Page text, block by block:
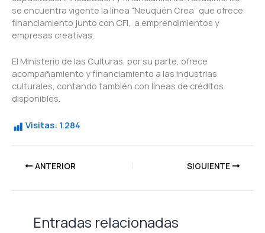
se encuentra vigente la línea “Neuquén Crea” que ofrece
financiamiento junto con CFI, a emprendimientos y
empresas creativas.
El Ministerio de las Culturas, por su parte, ofrece
acompañamiento y financiamiento a las industrias
culturales, contando también con líneas de créditos
disponibles.
Visitas: 1.284
ANTERIOR SIGUIENTE
Entradas relacionadas